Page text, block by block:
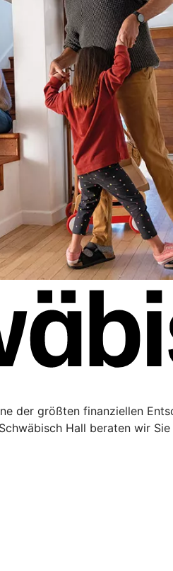
der größten finanziellen
Hall beraten wir Sie